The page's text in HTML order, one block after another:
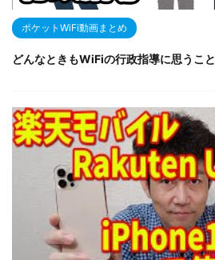
ポケットWiFi動画まとめ
どんなときもWiFiの行政指導に思うこと